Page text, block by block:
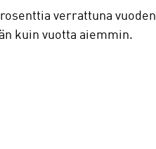
verrattuna vuoden
kuin vuotta aiemmin.